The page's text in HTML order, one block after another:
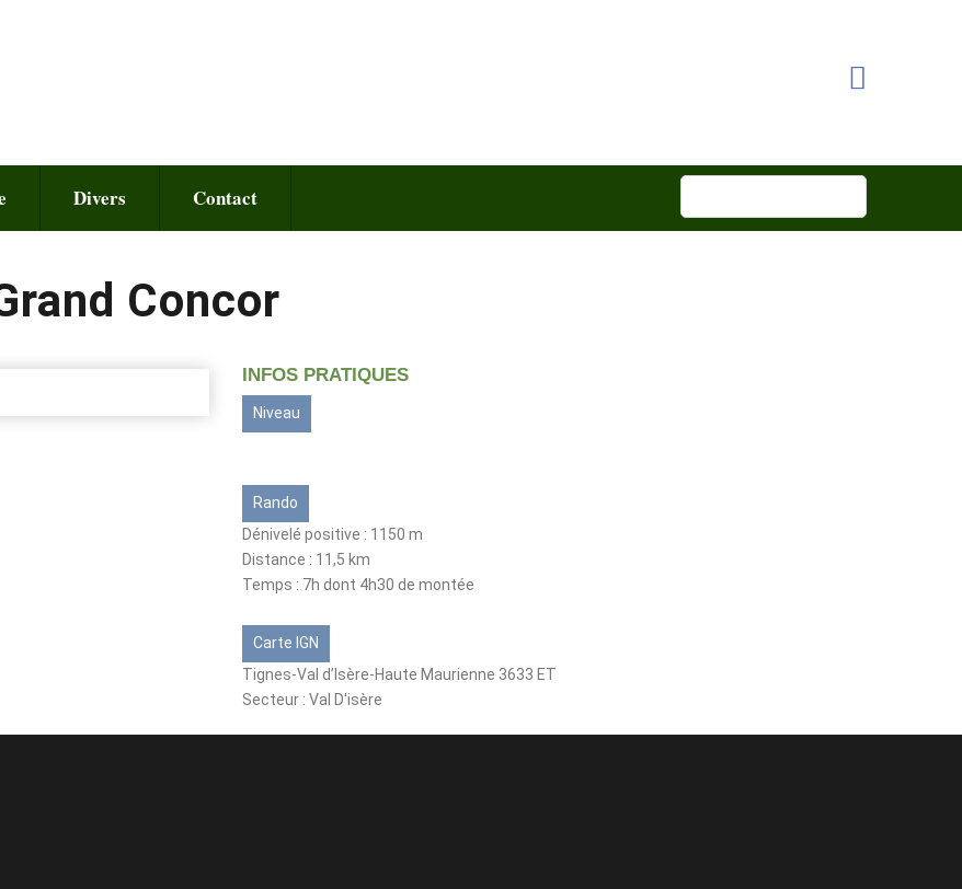
Divers Contact
Concor
INFOS PRATIQUES
Niveau
Rando
Dénivelé positive : 1150 m
Distance : 11,5 km
Temps : 7h dont 4h30 de montée
Carte IGN
Tignes-Val d’Isère-Haute Maurienne 3633 ET
Secteur : Val D'isère